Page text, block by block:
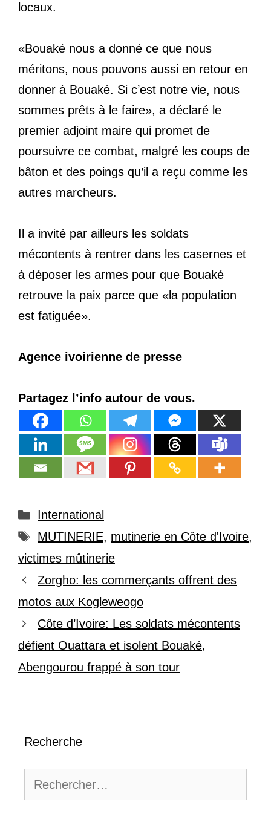
locaux.
«Bouaké nous a donné ce que nous
méritons, nous pouvons aussi en retour en
donner à Bouaké. Si c’est notre vie, nous
sommes prêts à le faire», a déclaré le
premier adjoint maire qui promet de
poursuivre ce combat, malgré les coups de
bâton et des poings qu’il a reçu comme les
autres marcheurs.
Il a invité par ailleurs les soldats
mécontents à rentrer dans les casernes et
à déposer les armes pour que Bouaké
retrouve la paix parce que «la population
est fatiguée».
Agence ivoirienne de presse
Partagez l’info autour de vous.
Catégories
International
Étiquettes
MUTINERIE, mutinerie en Côte d'Ivoire,
victimes mûtinerie
Zorgho: les commerçants offrent des
motos aux Kogleweogo
Côte d’Ivoire: Les soldats mécontents
défient Ouattara et isolent Bouaké,
Abengourou frappé à son tour
Recherche